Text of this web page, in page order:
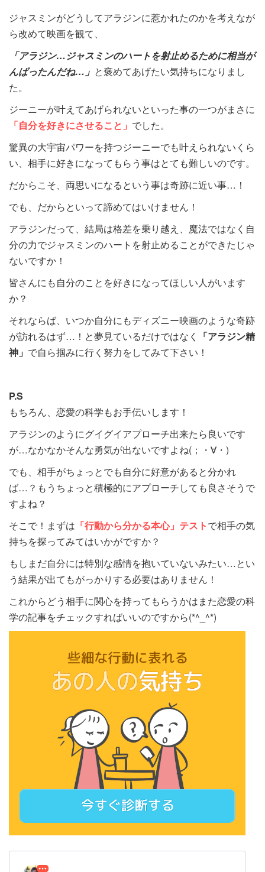
ジャスミンがどうしてアラジンに惹かれたのかを考えなが
ら改めて映画を観て、
「アラジン…ジャスミンのハートを射止めるために相当が
んばったんだね…」 と褒めてあげたい気持ちになりまし
た。
ジーニーが叶えてあげられないといった事の一つがまさに
「自分を好きにさせること」 でした。
驚異の大宇宙パワーを持つジーニーでも叶えられないくら
い、相手に好きになってもらう事はとても難しいのです。
だからこそ、両思いになるという事は奇跡に近い事…！
でも、だからといって諦めてはいけません！
アラジンだって、結局は格差を乗り越え、魔法ではなく自
分の力でジャスミンのハートを射止めることができたじゃ
ないですか！
皆さんにも自分のことを好きになってほしい人がいます
か？
それならば、いつか自分にもディズニー映画のような奇跡
が訪れるはず…！と夢見ているだけではなく
「アラジン精
神」 で自ら掴みに行く努力をしてみて下さい！
P.S
もちろん、恋愛の科学もお手伝いします！
アラジンのようにグイグイアプローチ出来たら良いです
が…なかなかそんな勇気が出ないですよね(；・∀・)
でも、相手がちょっとでも自分に好意があると分かれ
ば…？もうちょっと積極的にアプローチしても良さそうで
すよね？
そこで！まずは 「行動から分かる本心」テストで相手の気
持ちを探ってみてはいかがですか？
もしまだ自分には特別な感情を抱いていないみたい…とい
う結果が出てもがっかりする必要はありません！
これからどう相手に関心を持ってもらうかはまた恋愛の科
学の記事をチェックすればいいのですから(*^_^*)